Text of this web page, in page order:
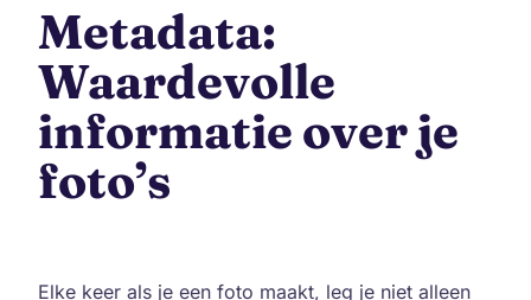
Metadata:
Waardevolle
informatie over je
foto’s
Elke keer als je een foto maakt, leg je niet alleen